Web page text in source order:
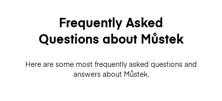
Frequently Asked
Questions about Můstek
Here are some most frequently asked questions and
answers about Můstek.